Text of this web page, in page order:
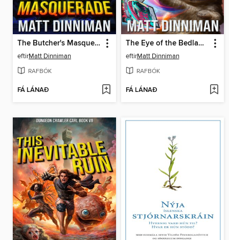
The Butcher's Masquerade
eftirMatt Dinniman
RAFBÓK
FÁ LÁNAÐ
The Eye of the Bedlam Bride
eftirMatt Dinniman
RAFBÓK
FÁ LÁNAÐ